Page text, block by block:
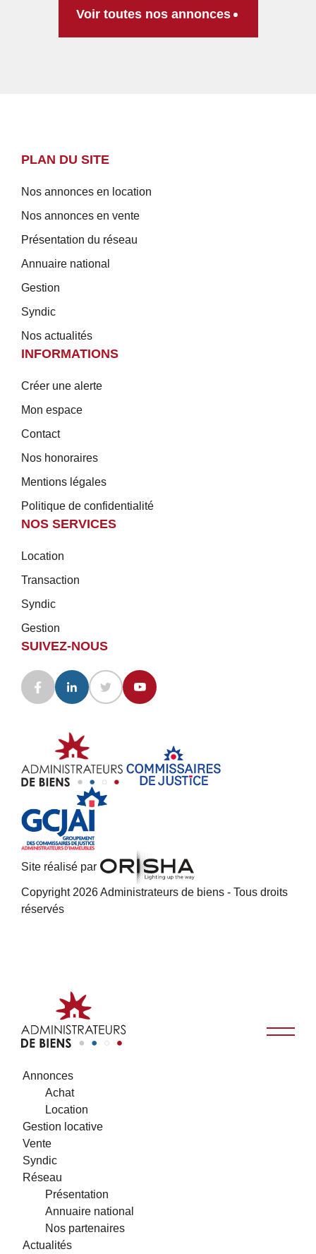
Voir toutes nos annonces
PLAN DU SITE
Nos annonces en location
Nos annonces en vente
Présentation du réseau
Annuaire national
Gestion
Syndic
Nos actualités
INFORMATIONS
Créer une alerte
Mon espace
Contact
Nos honoraires
Mentions légales
Politique de confidentialité
NOS SERVICES
Location
Transaction
Syndic
Gestion
SUIVEZ-NOUS
Site réalisé par
Copyright 2026 Administrateurs de biens - Tous droits
réservés
Annonces
Achat
Location
Gestion locative
Vente
Syndic
Réseau
Présentation
Annuaire national
Nos partenaires
Actualités